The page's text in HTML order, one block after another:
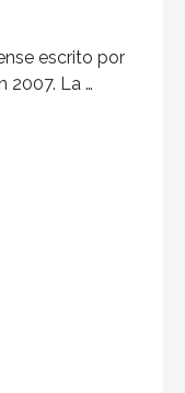
escrito por
2007. La …